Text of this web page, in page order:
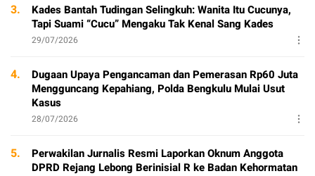
3.
Kades Bantah Tudingan Selingkuh: Wanita Itu Cucunya,
Tapi Suami “Cucu” Mengaku Tak Kenal Sang Kades
29/07/2026
4.
Dugaan Upaya Pengancaman dan Pemerasan Rp60 Juta
Mengguncang Kepahiang, Polda Bengkulu Mulai Usut
Kasus
28/07/2026
5.
Perwakilan Jurnalis Resmi Laporkan Oknum Anggota
DPRD Rejang Lebong Berinisial R ke Badan Kehormatan